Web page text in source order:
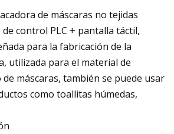
de máscaras no tejidas
control PLC + pantalla táctil,
para la fabricación de la
utilizada para el material de
máscaras, también se puede usar
como toallitas húmedas,